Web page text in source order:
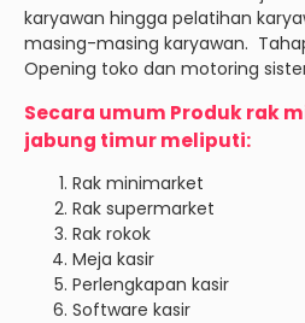
karyawan hingga pelatihan
masing-masing karyawan.
Opening toko dan motoring
Secara umum Produk rak
jabung timur meliputi:
Rak minimarket
Rak supermarket
Rak rokok
Meja kasir
Perlengkapan kasir
Software kasir